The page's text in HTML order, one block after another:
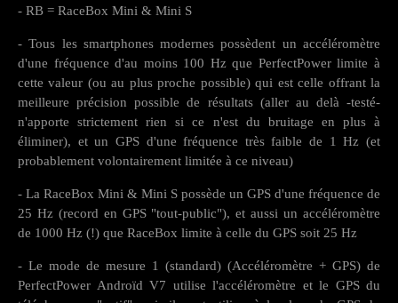
- RB = RaceBox Mini & Mini S
- Tous les smartphones modernes possèdent un accéléromètre
d'une fréquence d'au moins 100 Hz que PerfectPower limite à
cette valeur (ou au plus proche possible) qui est celle offrant la
meilleure précision possible de résultats (aller au delà -testé-
n'apporte strictement rien si ce n'est du bruitage en plus à
éliminer), et un GPS d'une fréquence très faible de 1 Hz (et
probablement volontairement limitée à ce niveau)
- La RaceBox Mini & Mini S possède un GPS d'une fréquence de
25 Hz (record en GPS "tout-public"), et aussi un accéléromètre
de 1000 Hz (!) que RaceBox limite à celle du GPS soit 25 Hz
- Le mode de mesure 1 (standard) (Accéléromètre + GPS) de
PerfectPower Androïd V7 utilise l'accéléromètre et le GPS du